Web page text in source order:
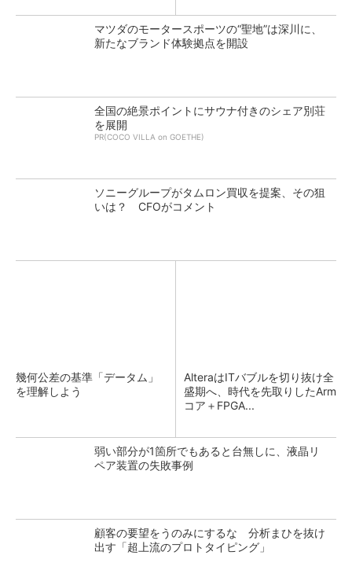
マツダのモータースポーツの“聖地”は深川に、
新たなブランド体験拠点を開設
全国の絶景ポイントにサウナ付きのシェア別荘
を展開
PR(COCO VILLA on GOETHE)
ソニーグループがタムロン買収を提案、その狙
いは？ CFOがコメント
幾何公差の基準「データム」
を理解しよう
AlteraはITバブルを切り抜け全
盛期へ、時代を先取りしたArm
コア＋FPGA...
弱い部分が1箇所でもあると台無しに、液晶リ
ペア装置の失敗事例
顧客の要望をうのみにするな 分析まひを抜け
出す「超上流のプロトタイピング」